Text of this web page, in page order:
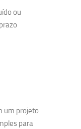
ou
um projeto
para